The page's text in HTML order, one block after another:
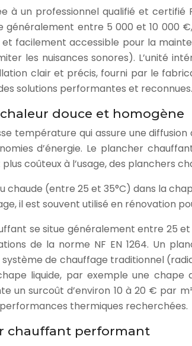
à un professionnel qualifié et certifié
généralement entre 5 000 et 10
facilement accessible pour la
les nuisances sonores). L’unité
clair et précis, fourni par le
solutions performantes et reconnues.
douce et homogène
température qui assure une
d’énergie. Le plancher
coûteux à l’usage, des planchers
chaude (entre 25 et 35°C) dans la
il est souvent utilisé en rénovation
se situe généralement entre 25
de la norme NF EN 1264. Un
de chauffage traditionnel
liquide, par exemple une
un surcoût d’environ 10 à 20 € par
thermiques recherchées.
chauffant performant